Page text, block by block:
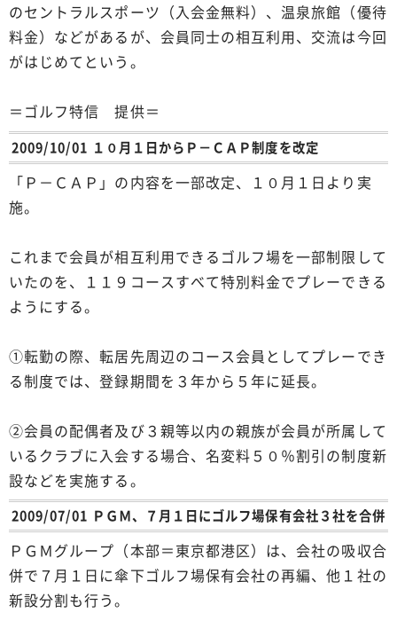
のセントラルスポーツ（入会金無料）、温泉旅館（優待
料金）などがあるが、会員同士の相互利用、交流は今回
がはじめてという。
＝ゴルフ特信 提供＝
2009/10/01 １０月１日からＰ－ＣＡＰ制度を改定
「Ｐ－ＣＡＰ」の内容を一部改定、１０月１日より実
施。
これまで会員が相互利用できるゴルフ場を一部制限して
いたのを、１１９コースすべて特別料金でプレーできる
ようにする。
①転勤の際、転居先周辺のコース会員としてプレーでき
る制度では、登録期間を３年から５年に延長。
②会員の配偶者及び３親等以内の親族が会員が所属して
いるクラブに入会する場合、名変料５０％割引の制度新
設などを実施する。
2009/07/01 ＰＧＭ、７月１日にゴルフ場保有会社３社を合併
ＰＧＭグループ（本部＝東京都港区）は、会社の吸収合
併で７月１日に傘下ゴルフ場保有会社の再編、他１社の
新設分割も行う。